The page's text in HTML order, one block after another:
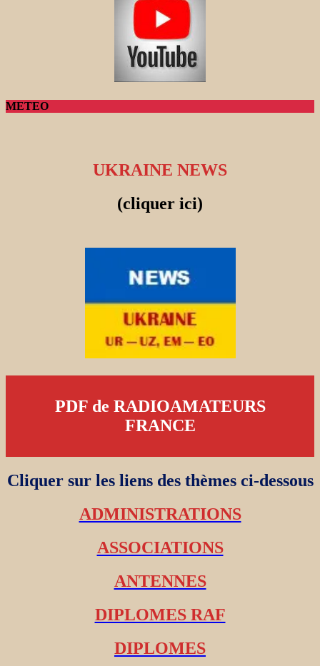
METEO
UKRAINE NEWS
(cliquer ici)
PDF de RADIOAMATEURS
FRANCE
Cliquer sur les liens des thèmes ci-dessous
ADMINISTRATIONS
ASSOCIATIONS
ANTENNES
DIPLOMES RAF
DIPLOMES